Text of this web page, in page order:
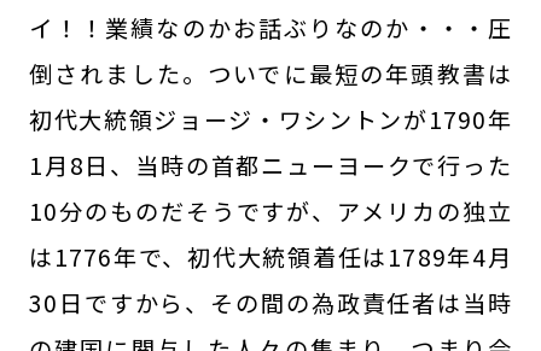
イ！！業績なのかお話ぶりなのか・・・圧
倒されました。ついでに最短の年頭教書は
初代大統領ジョージ・ワシントンが1790年
1月8日、当時の首都ニューヨークで行った
10分のものだそうですが、アメリカの独立
は1776年で、初代大統領着任は1789年4月
30日ですから、その間の為政責任者は当時